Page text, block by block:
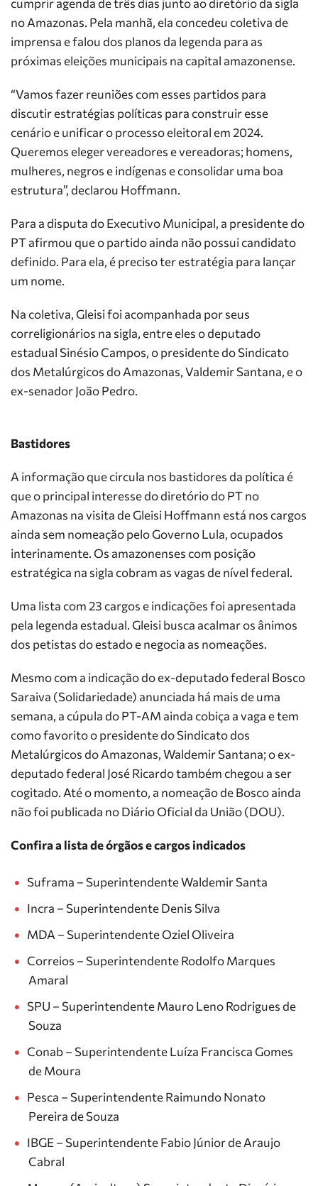
cumprir agenda de três dias junto ao diretório da sigla
no Amazonas. Pela manhã, ela concedeu coletiva de
imprensa e falou dos planos da legenda para as
próximas eleições municipais na capital amazonense.
“Vamos fazer reuniões com esses partidos para
discutir estratégias políticas para construir esse
cenário e unificar o processo eleitoral em 2024.
Queremos eleger vereadores e vereadoras; homens,
mulheres, negros e indígenas e consolidar uma boa
estrutura”, declarou Hoffmann.
Para a disputa do Executivo Municipal, a presidente do
PT afirmou que o partido ainda não possui candidato
definido. Para ela, é preciso ter estratégia para lançar
um nome.
Na coletiva, Gleisi foi acompanhada por seus
correligionários na sigla, entre eles o deputado
estadual Sinésio Campos, o presidente do Sindicato
dos Metalúrgicos do Amazonas, Valdemir Santana, e o
ex-senador João Pedro.
Bastidores
A informação que circula nos bastidores da política é
que o principal interesse do diretório do PT no
Amazonas na visita de Gleisi Hoffmann está nos cargos
ainda sem nomeação pelo Governo Lula, ocupados
interinamente. Os amazonenses com posição
estratégica na sigla cobram as vagas de nível federal.
Uma lista com 23 cargos e indicações foi apresentada
pela legenda estadual. Gleisi busca acalmar os ânimos
dos petistas do estado e negocia as nomeações.
Mesmo com a indicação do ex-deputado federal Bosco
Saraiva (Solidariedade) anunciada há mais de uma
semana, a cúpula do PT-AM ainda cobiça a vaga e tem
como favorito o presidente do Sindicato dos
Metalúrgicos do Amazonas, Waldemir Santana; o ex-
deputado federal José Ricardo também chegou a ser
cogitado. Até o momento, a nomeação de Bosco ainda
não foi publicada no Diário Oficial da União (DOU).
Confira a lista de órgãos e cargos indicados
Suframa – Superintendente Waldemir Santa
Incra – Superintendente Denis Silva
MDA – Superintendente Oziel Oliveira
Correios – Superintendente Rodolfo Marques
Amaral
SPU – Superintendente Mauro Leno Rodrigues de
Souza
Conab – Superintendente Luíza Francisca Gomes
de Moura
Pesca – Superintendente Raimundo Nonato
Pereira de Souza
IBGE – Superintendente Fabio Júnior de Araujo
Cabral